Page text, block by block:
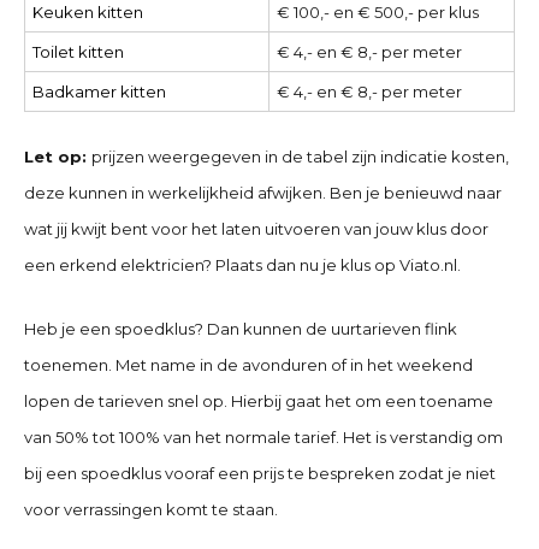
Keuken kitten € 100,- en € 500,- per klus
Toilet kitten € 4,- en € 8,- per meter
Badkamer kitten € 4,- en € 8,- per meter
Let op: prijzen weergegeven in de tabel zijn indicatie kosten,
deze kunnen in werkelijkheid afwijken. Ben je benieuwd naar
wat jij kwijt bent voor het laten uitvoeren van jouw klus door
een erkend elektricien? Plaats dan nu je klus op Viato.nl.
Heb je een spoedklus? Dan kunnen de uurtarieven flink
toenemen. Met name in de avonduren of in het weekend
lopen de tarieven snel op. Hierbij gaat het om een toename
van 50% tot 100% van het normale tarief. Het is verstandig om
bij een spoedklus vooraf een prijs te bespreken zodat je niet
voor verrassingen komt te staan.